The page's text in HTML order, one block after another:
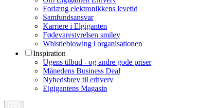
Forlæng elektronikkens levetid
Samfundsansvar
Karriere i Elgiganten
Fødevarestyrelsen smiley
Whistleblowing i organisationen
Inspiration
Ugens tilbud - og andre gode priser
Månedens Business Deal
Nyhedsbrev til erhverv
Elgigantens Magasin